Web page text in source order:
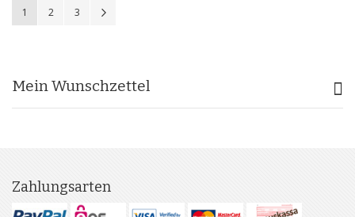
Sie lesen gerade Seite
1 Seite
2 Seite
3
Mein Wunschzettel
Zahlungsarten